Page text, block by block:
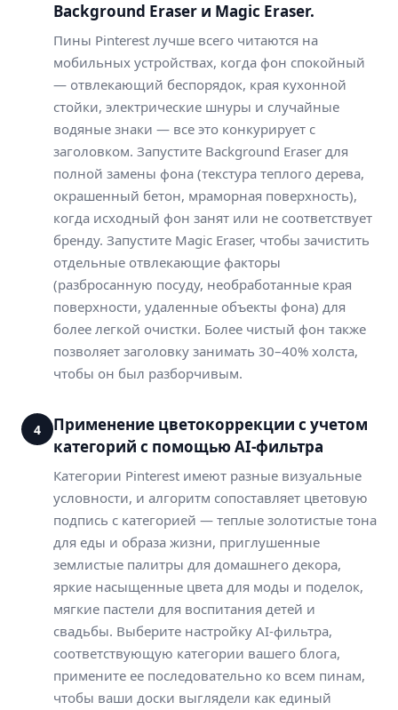
Background Eraser и Magic Eraser.
Пины Pinterest лучше всего читаются на
мобильных устройствах, когда фон спокойный
— отвлекающий беспорядок, края кухонной
стойки, электрические шнуры и случайные
водяные знаки — все это конкурирует с
заголовком. Запустите Background Eraser для
полной замены фона (текстура теплого дерева,
окрашенный бетон, мраморная поверхность),
когда исходный фон занят или не соответствует
бренду. Запустите Magic Eraser, чтобы зачистить
отдельные отвлекающие факторы
(разбросанную посуду, необработанные края
поверхности, удаленные объекты фона) для
более легкой очистки. Более чистый фон также
позволяет заголовку занимать 30–40% холста,
чтобы он был разборчивым.
4
Применение цветокоррекции с учетом
категорий с помощью AI-фильтра
Категории Pinterest имеют разные визуальные
условности, и алгоритм сопоставляет цветовую
подпись с категорией — теплые золотистые тона
для еды и образа жизни, приглушенные
землистые палитры для домашнего декора,
яркие насыщенные цвета для моды и поделок,
мягкие пастели для воспитания детей и
свадьбы. Выберите настройку AI-фильтра,
соответствующую категории вашего блога,
примените ее последовательно ко всем пинам,
чтобы ваши доски выглядели как единый